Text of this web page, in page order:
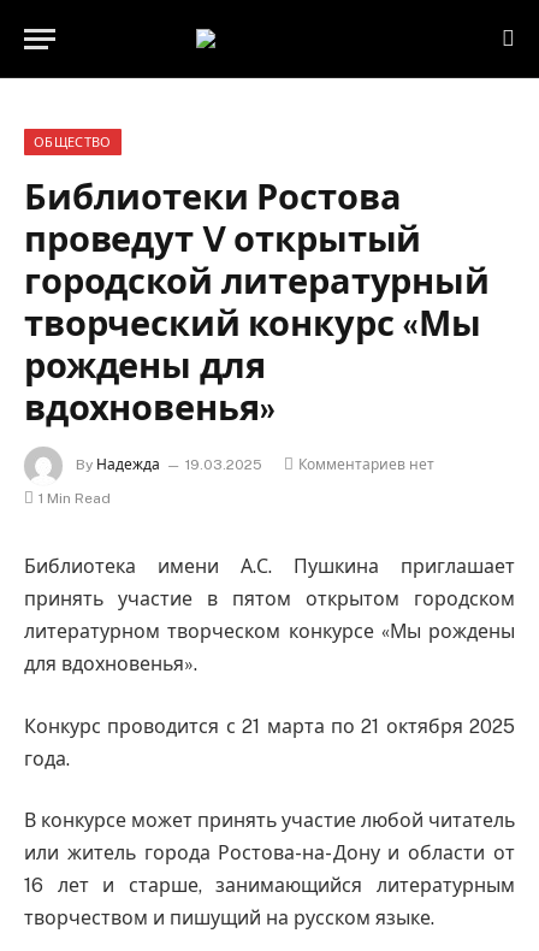
ОБЩЕСТВО
Библиотеки Ростова
проведут V открытый
городской литературный
творческий конкурс «Мы
рождены для
вдохновенья»
By Надежда 19.03.2025
Комментариев нет
1 Min Read
Библиотека имени А.С. Пушкина приглашает
принять участие в пятом открытом городском
литературном творческом конкурсе «Мы рождены
для вдохновенья».
Конкурс проводится с 21 марта по 21 октября 2025
года.
В конкурсе может принять участие любой читатель
или житель города Ростова-на-Дону и области от
16 лет и старше, занимающийся литературным
творчеством и пишущий на русском языке.